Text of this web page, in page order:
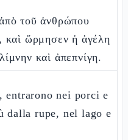
τοῦ ἀνθρώπου
καὶ ὥρμησεν ἡ ἀγέλη
καὶ ἀπεπνίγη.
nei porci e
dalla rupe, nel lago e